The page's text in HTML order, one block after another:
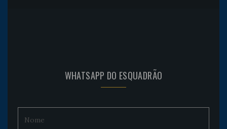
WHATSAPP DO ESQUADRÃO